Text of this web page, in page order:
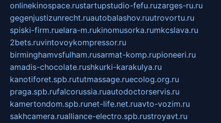
onlinekinospace.rustartupstudio-fefu.ruzarges-ru.ru
gegenjustizunrecht.ruautobalashov.ruutrovortu.ru
spiski-firm.ruelara-m.rukinomusorka.rumkcslava.ru
2bets.ruvintovoykompressor.ru
birminghamvsfulham.rusarmat-komp.rupioneeri.ru
amadis-chocolate.rushkurki-karakulya.ru
kanotiforet.spb.rututmassage.ruecolog.org.ru
praga.spb.rufalcorussia.ruautodoctorservis.ru
kamertondom.spb.runet-life.net.ruavto-vozim.ru
sakhcamera.rualliance-electro.spb.rustroyavt.ru